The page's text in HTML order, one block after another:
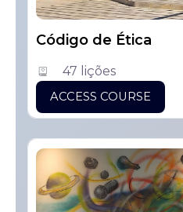
Código de Ética
47 lições
ACCESS COURSE